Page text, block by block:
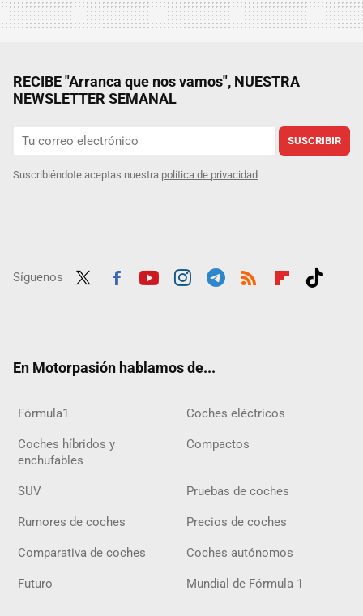
RECIBE "Arranca que nos vamos", NUESTRA
NEWSLETTER SEMANAL
SUSCRIBIR
Suscribiéndote aceptas nuestra política de privacidad
Síguenos
En Motorpasión hablamos de...
Fórmula1 Coches eléctricos
Coches híbridos y
enchufables
Compactos
SUV Pruebas de coches
Rumores de coches Precios de coches
Comparativa de coches Coches autónomos
Futuro Mundial de Fórmula 1